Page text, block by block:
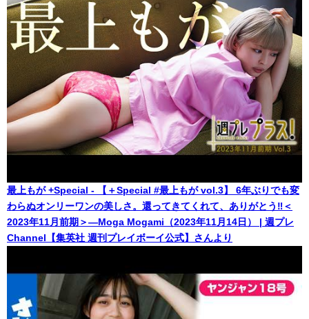
最上もが +Special - 【＋Special #最上もが vol.3】 6年ぶりでも変
わらぬオンリーワンの美しさ。還ってきてくれて、ありがとう‼＜
2023年11月前期＞―Moga Mogami（2023年11月14日） | 週プレ
Channel【集英社 週刊プレイボーイ公式】さんより